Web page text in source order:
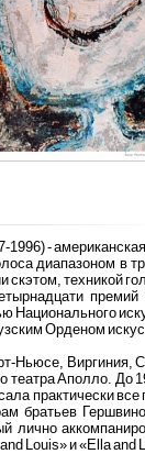
1996) -
диапазоном в
скэтом, техникой
Национального
Орденом
Ньюсе, Виргиния,
театра Аполло. До
практически
братьев
лично
Louis» и «Ella and